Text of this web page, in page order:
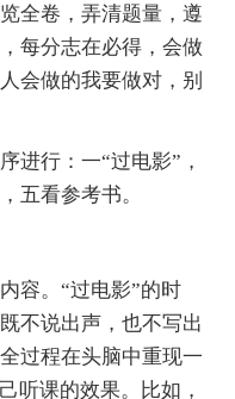
全卷，弄清题量，遵
每分志在必得，会做
会做的我要做对，别
行：一“过电影”，
五看参考书。
。“过电影”的时
不说出声，也不写出
过程在头脑中重现一
听课的效果。比如，